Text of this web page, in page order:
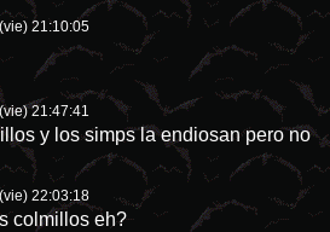
21:10:05
21:47:41
y los simps la endiosan pero no
22:03:18
colmillos eh?